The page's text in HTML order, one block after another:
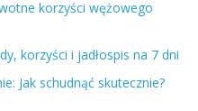
korzyści wężowego
korzyści i jadłospis na 7 dni
Jak schudnąć skutecznie?